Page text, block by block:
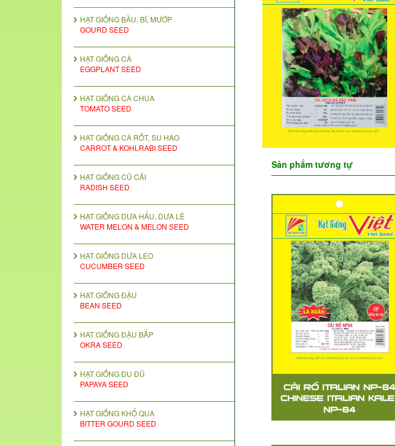
HẠT GIỐNG BẦU, BÍ, MƯỚP
GOURD SEED
HẠT GIỐNG CÀ
EGGPLANT SEED
HẠT GIỐNG CÀ CHUA
TOMATO SEED
HẠT GIỐNG CÀ RỐT, SU HÀO
CARROT & KOHLRABI SEED
HẠT GIỐNG CỦ CẢI
RADISH SEED
HẠT GIỐNG DƯA HẤU, DƯA LÊ
WATER MELON & MELON SEED
HẠT GIỐNG DƯA LEO
CUCUMBER SEED
HẠT GIỐNG ĐẬU
BEAN SEED
HAT GIỐNG ĐẬU BẮP
OKRA SEED
HẠT GIỐNG ĐU ĐỦ
PAPAYA SEED
HẠT GIỐNG KHỔ QUA
BITTER GOURD SEED
Sản phẩm tương tự